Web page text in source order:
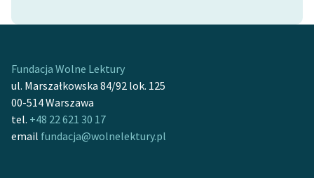
Deklaracja dostępności
Fundacja Wolne Lektury
ul. Marszałkowska 84/92 lok. 125
00-514 Warszawa
tel. +48 22 621 30 17
email fundacja@wolnelektury.pl